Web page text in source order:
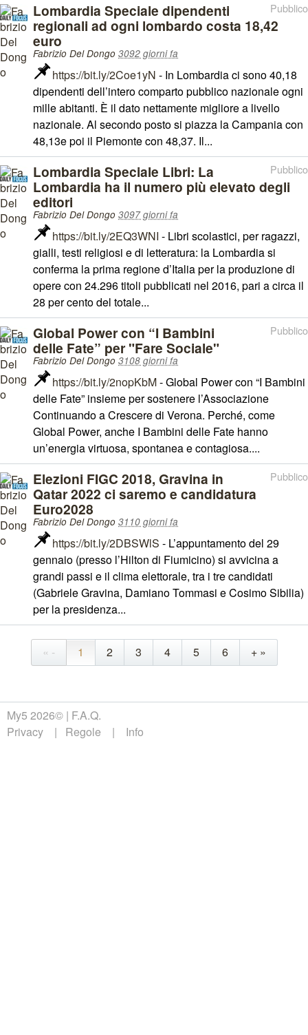
Pubblico
Lombardia Speciale dipendenti
regionali ad ogni lombardo costa 18,42
euro
Fabrizio Del Dongo 3092 giorni fa
https://bit.ly/2Coe1yN - In Lombardia ci sono 40,18
dipendenti dell’intero comparto pubblico nazionale ogni
mille abitanti. È il dato nettamente migliore a livello
nazionale. Al secondo posto si piazza la Campania con
48,13e poi il Piemonte con 48,37. Il...
Pubblico
Lombardia Speciale Libri: La
Lombardia ha il numero più elevato degli
editori
Fabrizio Del Dongo 3097 giorni fa
https://bit.ly/2EQ3WNI - Libri scolastici, per ragazzi,
gialli, testi religiosi e di letteratura: la Lombardia si
conferma la prima regione d’Italia per la produzione di
opere con 24.296 titoli pubblicati nel 2016, pari a circa il
28 per cento del totale...
Pubblico
Global Power con “I Bambini
delle Fate” per "Fare Sociale"
Fabrizio Del Dongo 3108 giorni fa
https://bit.ly/2nopKbM- Global Power con “I Bambini
delle Fate” insieme per sostenere l’Associazione
Continuando a Crescere di Verona. Perché, come
Global Power, anche I Bambini delle Fate hanno
un’energia virtuosa, spontanea e contagiosa....
Pubblico
Elezioni FIGC 2018, Gravina in
Qatar 2022 ci saremo e candidatura
Euro2028
Fabrizio Del Dongo 3110 giorni fa
https://bit.ly/2DBSWlS - L’appuntamento del 29
gennaio (presso l’Hilton di Fiumicino) si avvicina a
grandi passi e il clima elettorale, tra i tre candidati
(Gabriele Gravina, Damiano Tommasi e Cosimo Sibilia)
per la presidenza...
« - 1 2 3 4 5 6 + »
My5 2026© F.A.Q.
Privacy
Regole Info